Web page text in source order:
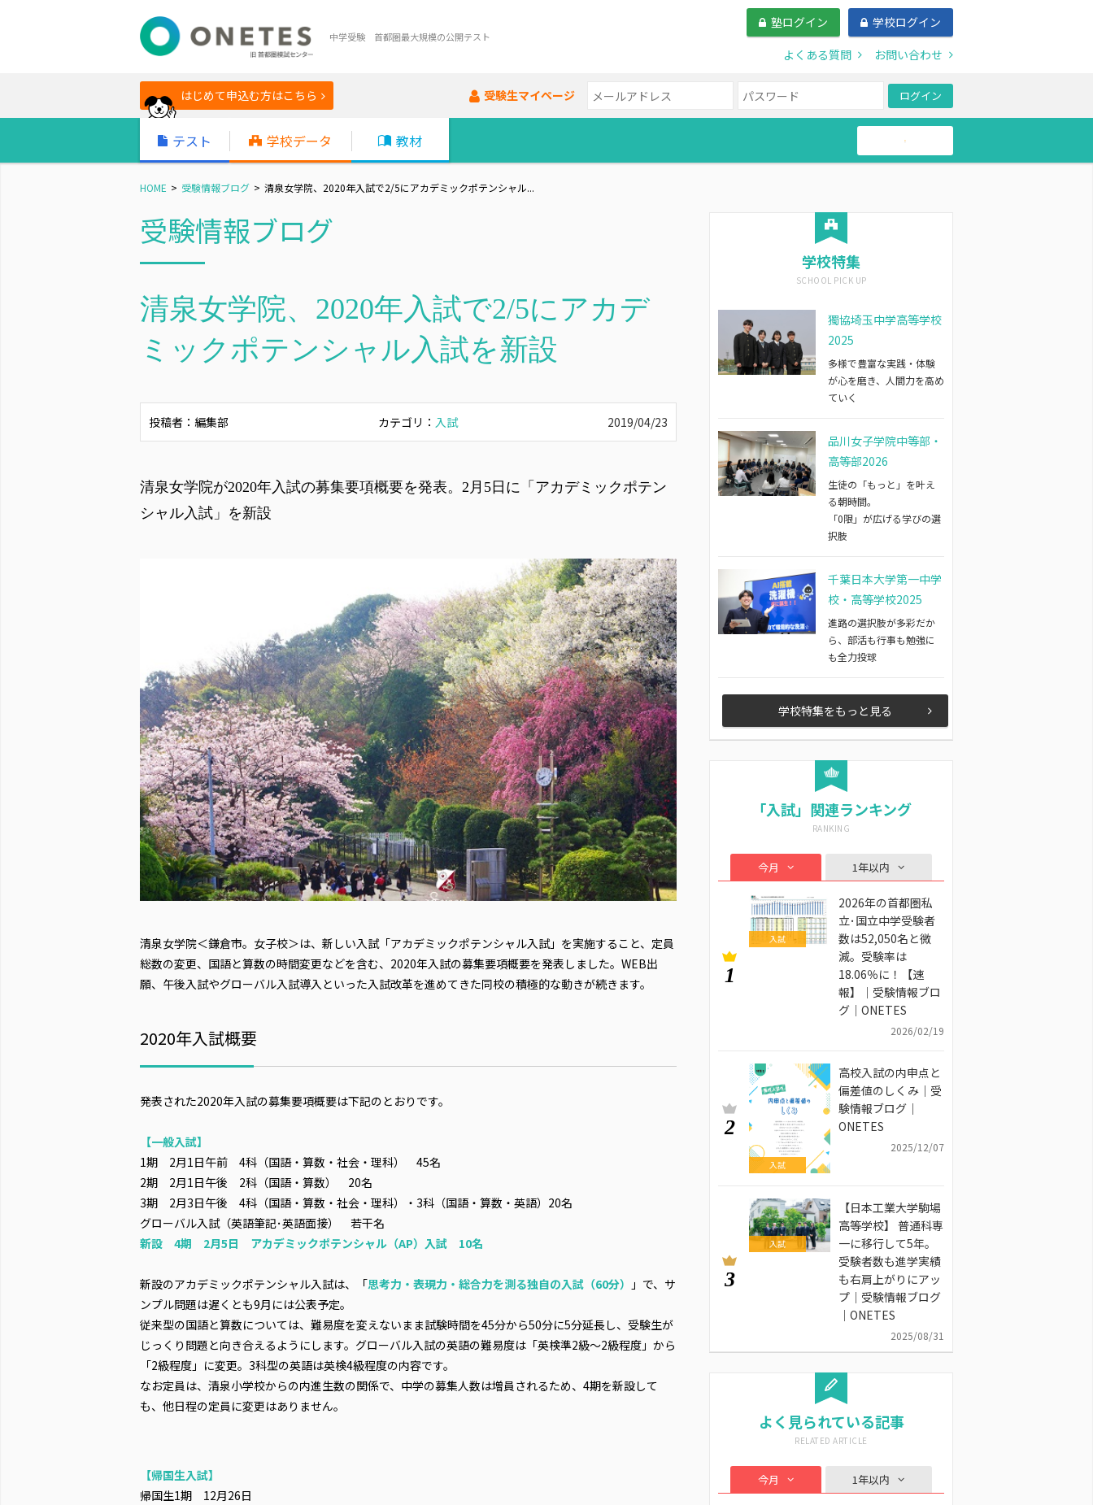
中学受験 首都圏最大規模の公開テスト
塾ログイン
学校ログイン
よくある質問
お問い合わせ
はじめて申込む方はこちら 受験生マイページ ログイン
テスト 学校データ 教材 帰国生
HOME 受験情報ブログ 清泉女学院、2020年入試で2/5にアカデミックポテンシャル...
受験情報ブログ
清泉女学院、2020年入試で2/5にアカデ
ミックポテンシャル入試を新設
投稿者：編集部 カテゴリ： 入試 2019/04/23
清泉女学院が2020年入試の募集要項概要を発表。2月5日に「アカデミックポテン
シャル入試」を新設
清泉女学院＜鎌倉市。女子校＞は、新しい入試「アカデミックポテンシャル入試」を実施すること、定員
総数の変更、国語と算数の時間変更などを含む、2020年入試の募集要項概要を発表しました。WEB出
願、午後入試やグローバル入試導入といった入試改革を進めてきた同校の積極的な動きが続きます。
2020年入試概要
発表された2020年入試の募集要項概要は下記のとおりです。
【一般入試】
1期 2月1日午前 4科（国語・算数・社会・理科） 45名
2期 2月1日午後 2科（国語・算数） 20名
3期 2月3日午後 4科（国語・算数・社会・理科）・3科（国語・算数・英語）20名
グローバル入試（英語筆記･英語面接） 若干名
新設
4期 2月5日 アカデミックポテンシャル（AP）入試 10名
新設のアカデミックポテンシャル入試は、「思考力・表現力・総合力を測る独自の入試（60分）
」で、サ
ンプル問題は遅くとも9月には公表予定。
従来型の国語と算数については、難易度を変えないまま試験時間を45分から50分に5分延長し、受験生が
じっくり問題と向き合えるようにします。グローバル入試の英語の難易度は「英検準2級～2級程度」から
「2級程度」に変更。3科型の英語は英検4級程度の内容です。
なお定員は、清泉小学校からの内進生数の関係で、中学の募集人数は増員されるため、4期を新設して
も、他日程の定員に変更はありません。
【帰国生入試】
帰国生1期 12月26日
学校特集
獨協埼玉中学高等学校
2025
多様で豊富な実践・体験
が心を磨き、人間力を高め
ていく
品川女子学院中等部・
高等部2026
生徒の「もっと」を叶え
る朝時間。
「0限」が広げる学びの選
択肢
千葉日本大学第一中学
校・高等学校2025
進路の選択肢が多彩だか
ら、部活も行事も勉強に
も全力投球
学校特集をもっと見る
「入試」関連ランキング
今月 1年以内
1
入試
2026年の首都圏私
立･国立中学受験者
数は52,050名と微
減。受験率は
18.06％に！【速
報】｜受験情報ブロ
グ｜ONETES
2026/02/19
2
入試
高校入試の内申点と
偏差値のしくみ｜受
験情報ブログ｜
ONETES
2025/12/07
3
入試
【日本工業大学駒場
高等学校】 普通科専
一に移行して5年。
受験者数も進学実績
も右肩上がりにアッ
プ｜受験情報ブログ
｜ONETES
2025/08/31
よく見られている記事
今月 1年以内